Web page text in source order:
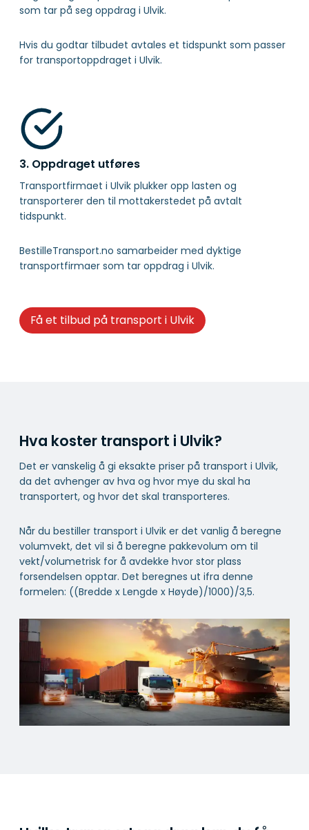
som tar på seg oppdrag i Ulvik.
Hvis du godtar tilbudet avtales et tidspunkt som passer
for transportoppdraget i Ulvik.
3. Oppdraget utføres
Transportfirmaet i Ulvik plukker opp lasten og
transporterer den til mottakerstedet på avtalt
tidspunkt.
BestilleTransport.no samarbeider med dyktige
transportfirmaer som tar oppdrag i Ulvik.
Få et tilbud på transport i Ulvik
Hva koster transport i Ulvik?
Det er vanskelig å gi eksakte priser på transport i Ulvik,
da det avhenger av hva og hvor mye du skal ha
transportert, og hvor det skal transporteres.
Når du bestiller transport i Ulvik er det vanlig å beregne
volumvekt, det vil si å beregne pakkevolum om til
vekt/volumetrisk for å avdekke hvor stor plass
forsendelsen opptar. Det beregnes ut ifra denne
formelen: ((Bredde x Lengde x Høyde)/1000)/3,5.